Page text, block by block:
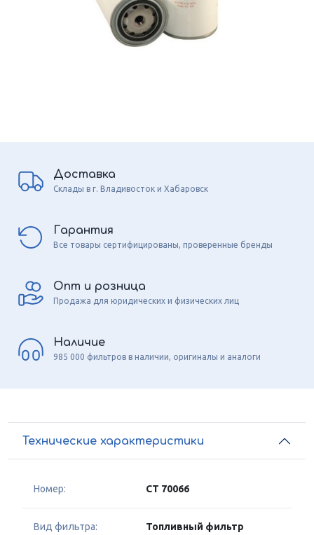
Доставка
Склады в г. Владивосток и Хабаровск
Гарантия
Все товары сертифицированы, проверенные бренды
Опт и розница
Продажа для юридических и физических лиц
Наличие
985 000 фильтров в наличии, оригиналы и аналоги
Технические характеристики
Номер: CT 70066
Вид фильтра: Топливный фильтр